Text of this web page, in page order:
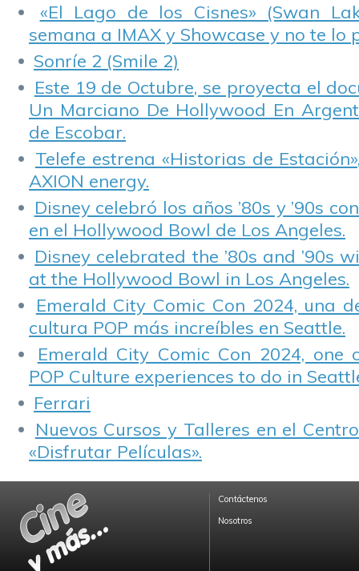
«El Lago de los Cisnes» (Swan
semana a IMAX y Showcase y no te lo
Sonríe 2 (Smile 2)
Este 19 de Octubre, se proyecta el
Un Marciano De Hollywood En
de Escobar.
Telefe estrena «Historias de
AXION energy.
Disney celebró los años ’80s y ’90s
en el Hollywood Bowl de Los Angeles.
Disney celebrated the ’80s and ’90s
at the Hollywood Bowl in Los Angeles.
Emerald City Comic Con 2024, una
cultura POP más increíbles en Seattle.
Emerald City Comic Con 2024,
POP Culture experiences to do in
Ferrari
Nuevos Cursos y Talleres en el
«Disfrutar Películas».
Contáctenos
Nosotros